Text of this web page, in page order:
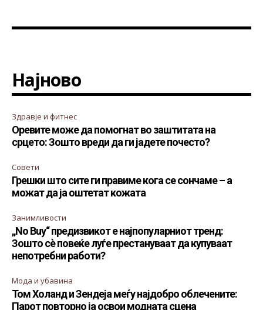
Најново
Здравје и фитнес
Оревите може да помогнат во заштитата на
срцето: Зошто вреди да ги јадете почесто?
Совети
Грешки што сите ги правиме кога се сончаме – а
можат да ја оштетат кожата
Занимливости
„No Buy“ предизвикот е најпопуларниот тренд:
Зошто сè повеќе луѓе престануваат да купуваат
непотребни работи?
Мода и убавина
Том Холанд и Зендеја меѓу најдобро облечените:
Парот повторно ја освои модната сцена